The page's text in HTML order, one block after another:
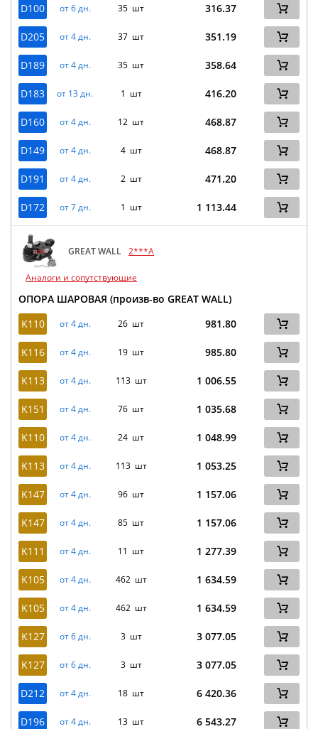
D100 от 6 дн. 35 шт 316.37
D205 от 4 дн. 37 шт 351.19
D189 от 4 дн. 35 шт 358.64
D183 от 13 дн. 1 шт 416.20
D160 от 4 дн. 12 шт 468.87
D149 от 4 дн. 4 шт 468.87
D191 от 4 дн. 2 шт 471.20
D172 от 7 дн. 1 шт 1 113.44
GREAT WALL 2***A
Аналоги и сопутствующие
ОПОРА ШАРОВАЯ (произв-во GREAT WALL)
K110
от 4 дн. 26 шт 981.80
K116 от 4 дн. 19 шт 985.80
K113 от 4 дн. 113 шт 1 006.55
K151 от 4 дн. 76 шт 1 035.68
K110 от 4 дн. 24 шт 1 048.99
K113 от 4 дн. 113 шт 1 053.25
K147 от 4 дн. 96 шт 1 157.06
K147 от 4 дн. 85 шт 1 157.06
K111 от 4 дн. 11 шт 1 277.39
K105 от 4 дн. 462 шт 1 634.59
K105 от 4 дн. 462 шт 1 634.59
K127 от 6 дн. 3 шт 3 077.05
K127 от 6 дн. 3 шт 3 077.05
D212 от 4 дн. 18 шт 6 420.36
D196 от 4 дн. 13 шт 6 543.27